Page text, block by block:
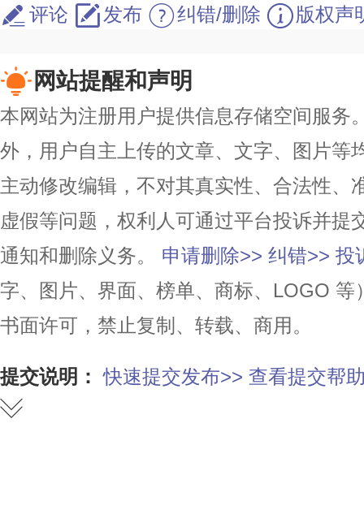
评论
发布 纠错/删除 版权声
网站提醒和声明
本网站为注册用户提供信息存储空间服务
外，用户自主上传的文章、文字、图片等
主动修改编辑，不对其真实性、合法性、
虚假等问题，权利人可通过平台投诉并提
通知和删除义务。
申请删除>> 纠错>> 投
字、图片、界面、榜单、商标、LOGO
书面许可，禁止复制、转载、商用。
提交说明： 快速提交发布>> 查看提交帮